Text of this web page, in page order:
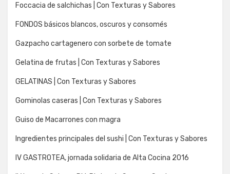
Foccacia de salchichas | Con Texturas y Sabores
FONDOS básicos blancos, oscuros y consomés
Gazpacho cartagenero con sorbete de tomate
Gelatina de frutas | Con Texturas y Sabores
GELATINAS | Con Texturas y Sabores
Gominolas caseras | Con Texturas y Sabores
Guiso de Macarrones con magra
Ingredientes principales del sushi | Con Texturas y Sabores
IV GASTROTEA, jornada solidaria de Alta Cocina 2016